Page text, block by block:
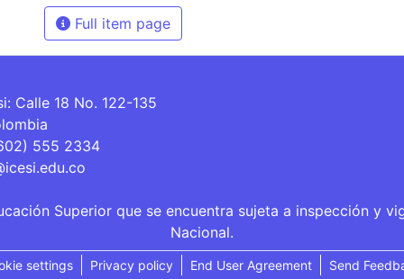
Full item page
Calle 18 No. 122-135
555 2334
Superior que se encuentra sujeta a inspección y
Nacional.
settings Privacy policy End User Agreement Send